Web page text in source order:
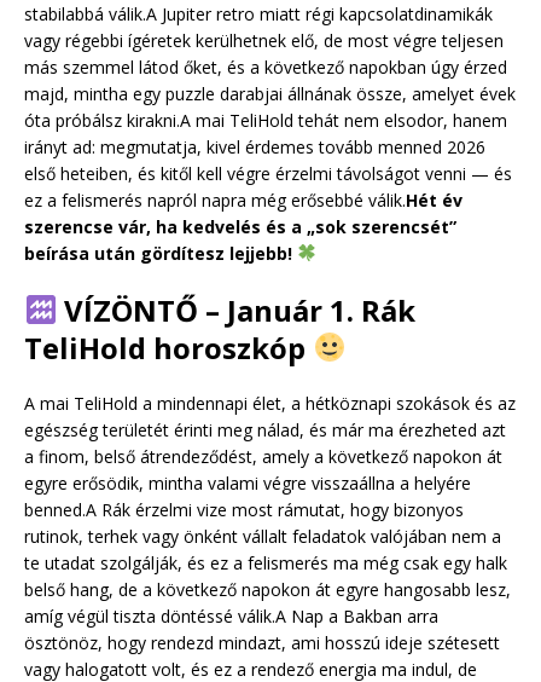
stabilabbá válik.A Jupiter retro miatt régi kapcsolatdinamikák
vagy régebbi ígéretek kerülhetnek elő, de most végre teljesen
más szemmel látod őket, és a következő napokban úgy érzed
majd, mintha egy puzzle darabjai állnának össze, amelyet évek
óta próbálsz kirakni.A mai TeliHold tehát nem elsodor, hanem
irányt ad: megmutatja, kivel érdemes tovább menned 2026
első heteiben, és kitől kell végre érzelmi távolságot venni — és
ez a felismerés napról napra még erősebbé válik.Hét év
szerencse vár, ha kedvelés és a „sok szerencsét”
beírása után gördítesz lejjebb!
VÍZÖNTŐ – Január 1. Rák
TeliHold horoszkóp
A mai TeliHold a mindennapi élet, a hétköznapi szokások és az
egészség területét érinti meg nálad, és már ma érezheted azt
a finom, belső átrendeződést, amely a következő napokon át
egyre erősödik, mintha valami végre visszaállna a helyére
benned.A Rák érzelmi vize most rámutat, hogy bizonyos
rutinok, terhek vagy önként vállalt feladatok valójában nem a
te utadat szolgálják, és ez a felismerés ma még csak egy halk
belső hang, de a következő napokon át egyre hangosabb lesz,
amíg végül tiszta döntéssé válik.A Nap a Bakban arra
ösztönöz, hogy rendezd mindazt, ami hosszú ideje szétesett
vagy halogatott volt, és ez a rendező energia ma indul, de